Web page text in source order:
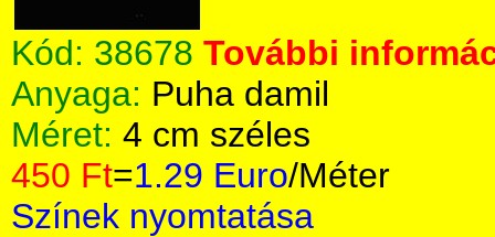
Kód: 38678 További
Anyaga: Puha damil
Méret: 4 cm széles
450 Ft=1.29 Euro/Méter
Színek nyomtatása